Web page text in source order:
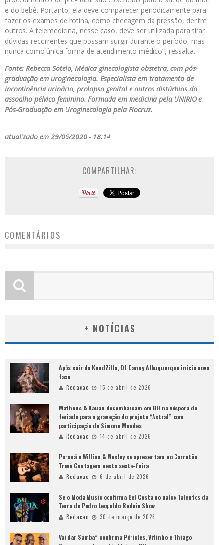
e do bebê. Portanto, ela deve comparecer periodicamente para
fazer os exames de rotina, como checagem da pressão, dentre
outros. A telemedicina, nesse caso, deve ser utilizada para tirar
dúvidas recorrentes que possam surgir durante o período, mas
nunca como única forma de atendimento médico”, ressalta.
Fonte: Rebecca Sotelo, Médica ginecologista obstetra, com pós-
graduação em uroginecologia. Especialista em tratamento de
incontinência urinária, prolapso genital e outros distúrbios do
assoalho pélvico feminino. Formada em medicina pela UNIRIO e
Pós-Graduação em Uroginecologia pela Fiocruz.
atualizado em 29/06/2020 - 18:14
COMPARTILHAR:
COMENTÁRIOS
+ NOTÍCIAS
Após sair da KondZilla, DJ Danny Albuquerque inicia nova
fase
Redacao 15 de abril de 2026
Matheus & Kauan desembarcam em BH na véspera de
feriado para a gravação do projeto “Astral” com
participação de Simone Mendes
Redacao 14 de abril de 2026
Paraná e Willian & Wesley se apresentam no Carretão
Trevo Contagem nesta sexta-feira
Redacao 6 de abril de 2026
Selo Moda Music confirma Bel Costa no palco Talentos da
Terra do Pedro Leopoldo Rodeio Show
Redacao 30 de março de 2026
Vai dar Samba” confirma Péricles, Vitinho e Thiago